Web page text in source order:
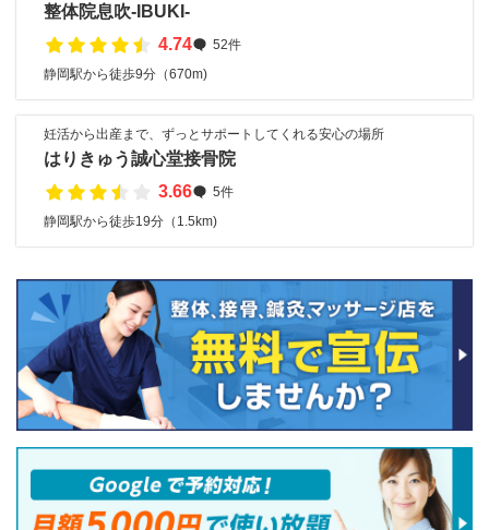
整体院息吹-IBUKI-
4.74
52件
静岡駅から徒歩9分（670m)
妊活から出産まで、ずっとサポートしてくれる安心の場所
はりきゅう誠心堂接骨院
3.66
5件
静岡駅から徒歩19分（1.5km)